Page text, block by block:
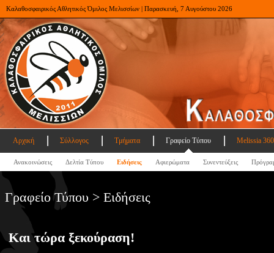
Καλαθοσφαιρικός Αθλητικός Όμιλος Μελισσίων | Παρασκευή, 7 Αυγούστου 2026
Αρχική Σύλλογος Τμήματα Γραφείο Τύπου Melissia
Ανακοινώσεις Δελτία Τύπου Ειδήσεις Αφιερώματα Συνεντεύξεις
Γραφείο Τύπου > Ειδήσεις
Και τώρα ξεκούραση!